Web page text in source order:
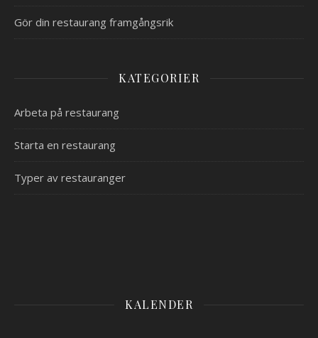
Gör din restaurang framgångsrik
KATEGORIER
Arbeta på restaurang
Starta en restaurang
Typer av restauranger
KALENDER